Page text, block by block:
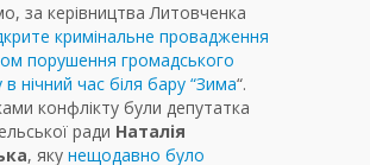
за керівництва Литовченка
кримінальне провадження
порушення громадського
нічний час біля бару “Зима“.
конфлікту були депутатка
ради Наталія
, яку нещодавно було